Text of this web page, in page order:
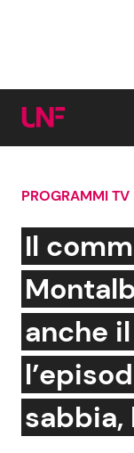
Cerca:
News e
Attualità
Dal Mondo
Economia
PROGRAMMI TV
Il
anche
sabbia,